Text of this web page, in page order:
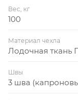
Вес, кг
100
Материал чехла
Лодочная ткань
Швы
3 шва